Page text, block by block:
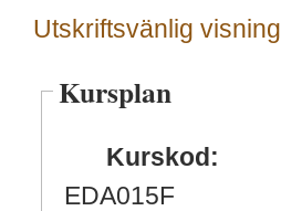
Utskriftsvänlig visning
Kursplan
Kurskod:
EDA015F